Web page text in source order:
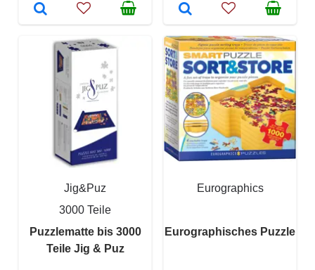
Jig&Puz
3000 Teile
Puzzlematte bis 3000
Teile Jig & Puz
Eurographics
Eurographisches Puzzle